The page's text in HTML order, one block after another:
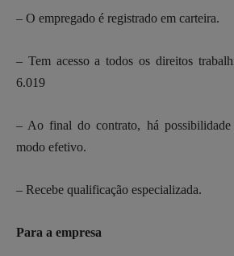
– O empregado é registrado em carteira.
– Tem acesso a todos os direitos
6.019
– Ao final do contrato, há possibilidade
modo efetivo.
– Recebe qualificação especializada.
Para a empresa